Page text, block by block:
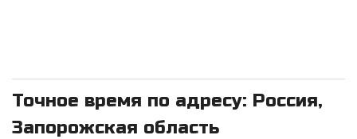
Точное время по адресу: Россия,
Запорожская область